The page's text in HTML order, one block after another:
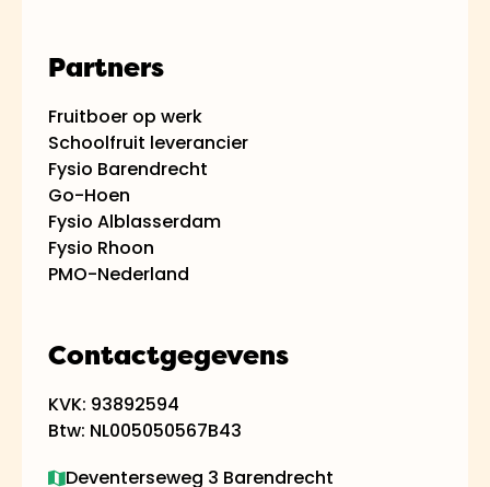
Contactgegevens
KVK: 93892594
Btw: NL005050567B43
Deventerseweg 3 Barendrecht
Partners
Fruitboer op werk
Schoolfruit leverancier
Fysio Barendrecht
Go-Hoen
Fysio Alblasserdam
Fysio Rhoon
PMO-Nederland